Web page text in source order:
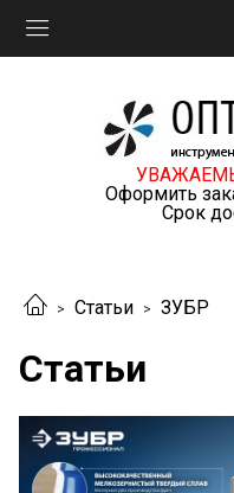
Оформить
Срок
Статьи ЗУБР
Статьи